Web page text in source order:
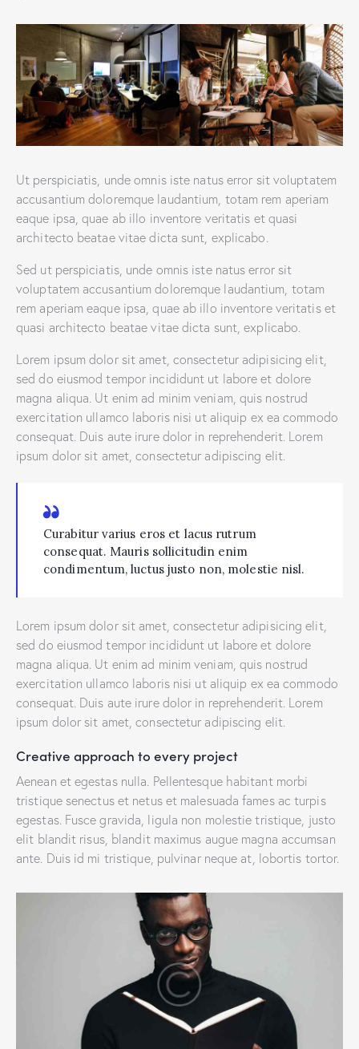
Ut perspiciatis, unde omnis iste natus error sit voluptatem
accusantium doloremque laudantium, totam rem aperiam
eaque ipsa, quae ab illo inventore veritatis et quasi
architecto beatae vitae dicta sunt, explicabo.
Sed ut perspiciatis, unde omnis iste natus error sit
voluptatem accusantium doloremque laudantium, totam
rem aperiam eaque ipsa, quae ab illo inventore veritatis et
quasi architecto beatae vitae dicta sunt, explicabo.
Lorem ipsum dolor sit amet, consectetur adipisicing elit,
sed do eiusmod tempor incididunt ut labore et dolore
magna aliqua. Ut enim ad minim veniam, quis nostrud
exercitation ullamco laboris nisi ut aliquip ex ea commodo
consequat. Duis aute irure dolor in reprehenderit. Lorem
ipsum dolor sit amet, consectetur adipiscing elit.
Curabitur varius eros et lacus rutrum
consequat. Mauris sollicitudin enim
condimentum, luctus justo non, molestie nisl.
Lorem ipsum dolor sit amet, consectetur adipisicing elit,
sed do eiusmod tempor incididunt ut labore et dolore
magna aliqua. Ut enim ad minim veniam, quis nostrud
exercitation ullamco laboris nisi ut aliquip ex ea commodo
consequat. Duis aute irure dolor in reprehenderit. Lorem
ipsum dolor sit amet, consectetur adipiscing elit.
Creative approach to every project
Aenean et egestas nulla. Pellentesque habitant morbi
tristique senectus et netus et malesuada fames ac turpis
egestas. Fusce gravida, ligula non molestie tristique, justo
elit blandit risus, blandit maximus augue magna accumsan
ante. Duis id mi tristique, pulvinar neque at, lobortis tortor.